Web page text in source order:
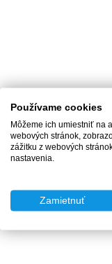
Používame cookies
Môžeme ich umiestniť na
webových stránok,
zážitku z webových
nastavenia.
Zamietnuť